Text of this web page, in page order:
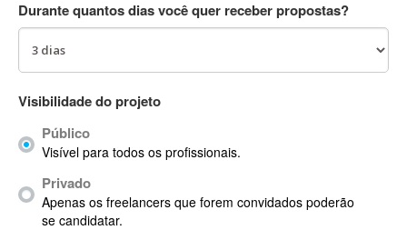
AC3
ACID Pro
ACPI
Acrobat
Acrobat X
Acronis
ACT
Durante quantos dias você quer receber propostas?
Visibilidade do projeto
Público
Visível para todos os profissionais.
Privado
Apenas os freelancers que forem convidados poderão
se candidatar.